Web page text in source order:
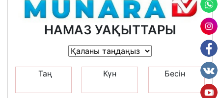
НАМАЗ УАҚЫТТАРЫ
Таң Күн Бесін